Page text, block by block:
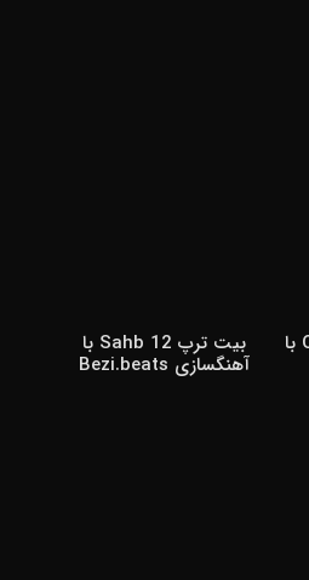
بیت اولداسکول Old school با بیت ترپ 12 Sahb با
آهنگسازی Bezi.beats